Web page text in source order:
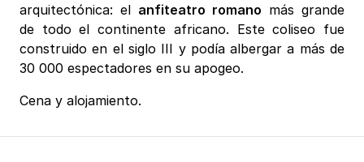
arquitectónica: el anfiteatro romano más grande
de todo el continente africano. Este coliseo fue
construido en el siglo III y podía albergar a más de
30 000 espectadores en su apogeo.
Cena y alojamiento.